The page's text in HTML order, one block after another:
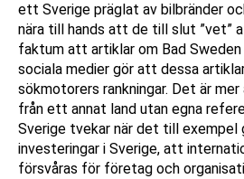
ett Sverige präglat av bilbränder
nära till hands att de till slut ”vet”
faktum att artiklar om Bad
sociala medier gör att dessa
sökmotorers rankningar. Det är
från ett annat land utan egna
Sverige tvekar när det till exempel
investeringar i Sverige, att
försvåras för företag och